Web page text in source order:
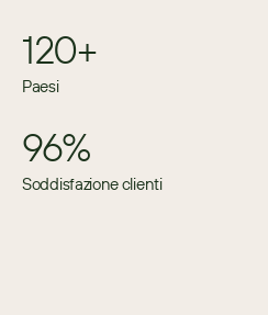
120+
Paesi
96%
Soddisfazione clienti